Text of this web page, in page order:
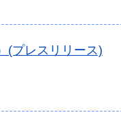
(プレスリリース)